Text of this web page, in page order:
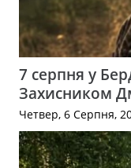
7 серпня у
Захисником
Четвер, 6 Серпня,